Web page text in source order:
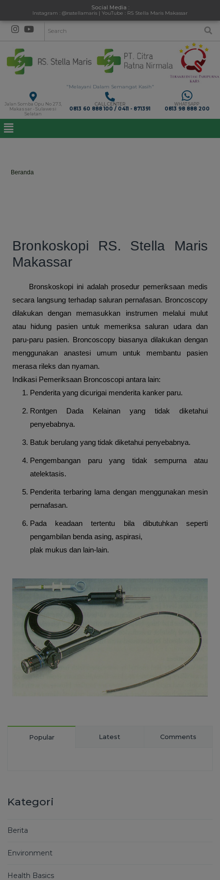
Social Media :
Instagram : @rsstellamaris | YouTube : RS Stella Maris Makassar
"Melayani Dalam Semangat Kasih"
Jalan Somba Opu No 273,
Makassar - Sulawesi
Selatan
CALL CENTER
0813 60 888 100 / 0411 - 871391
WHATSAPP
0813 98 888 200
Beranda
Bronkoskopi RS. Stella Maris
Makassar
Bronskoskopi ini adalah prosedur pemeriksaan medis
secara langsung terhadap saluran pernafasan. Broncoscopy
dilakukan dengan memasukkan instrumen melalui mulut
atau hidung pasien untuk memeriksa saluran udara dan
paru-paru pasien. Broncoscopy biasanya dilakukan dengan
menggunakan anastesi umum untuk membantu pasien
merasa rileks dan nyaman.
Indikasi Pemeriksaan Broncoscopi antara lain:
Penderita yang dicurigai menderita kanker paru.
Rontgen Dada Kelainan yang tidak diketahui
penyebabnya.
Batuk berulang yang tidak diketahui penyebabnya.
Pengembangan paru yang tidak sempurna atau
atelektasis.
Penderita terbaring lama dengan menggunakan mesin
pernafasan.
Pada keadaan tertentu bila dibutuhkan seperti
pengambilan benda asing, aspirasi,
plak mukus dan lain-lain.
Popular Latest Comments
Kategori
Berita
Environment
Health Basics